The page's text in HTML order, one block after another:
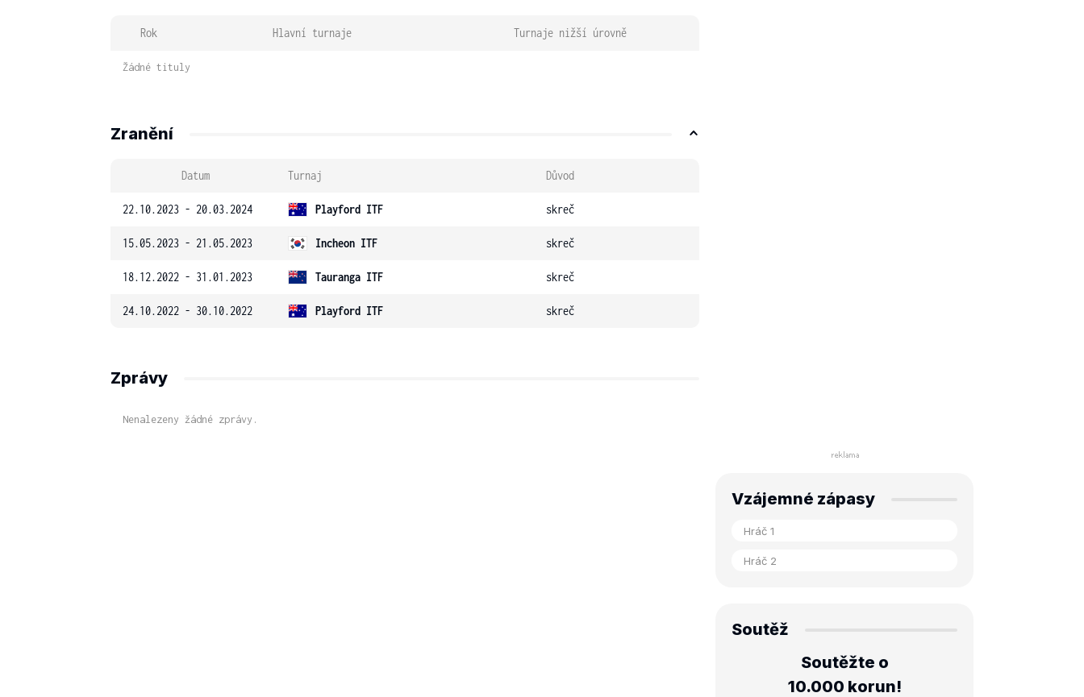
Rok Hlavní turnaje Turnaje nižší úrovně
Žádné tituly
Zranění
Datum Turnaj Důvod
22.10.2023 - 20.03.2024 Playford ITF skreč
15.05.2023 - 21.05.2023 Incheon ITF skreč
18.12.2022 - 31.01.2023 Tauranga ITF skreč
24.10.2022 - 30.10.2022 Playford ITF skreč
Zprávy
Nenalezeny žádné zprávy.
Vzájemné zápasy
Soutěž
Soutěžte o
10.000 korun!